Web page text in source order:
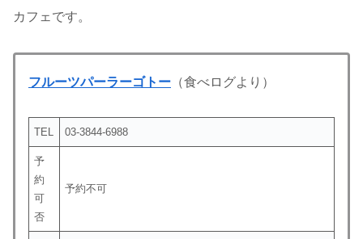
カフェです。
フルーツパーラーゴトー （食べログより）
TEL 03-3844-6988
予
約
可
否
予約不可